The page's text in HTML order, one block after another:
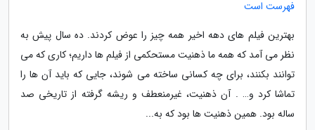
فهرست است
بهترین فیلم های دهه اخیر همه چیز را عوض کردند. ده سال پیش به
نظر می آمد که همه ما ذهنیت مستحکمی از فیلم ها داریم؛ کاری که می
توانند بکنند، برای چه کسانی ساخته می شوند، جایی که باید آن ها را
تماشا کرد و… . آن ذهنیت، غیرمنعطف و ریشه گرفته از تاریخی صد
ساله بود. همین ذهنیت ها بود که به...